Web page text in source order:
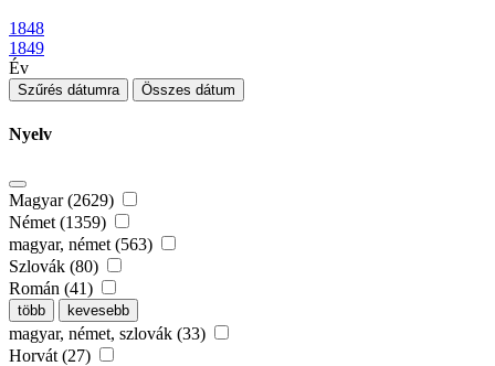
1848
1849
Év
Szűrés dátumra Összes dátum
Nyelv
Magyar (2629)
Német (1359)
magyar, német (563)
Szlovák (80)
Román (41)
több kevesebb
magyar, német, szlovák (33)
Horvát (27)